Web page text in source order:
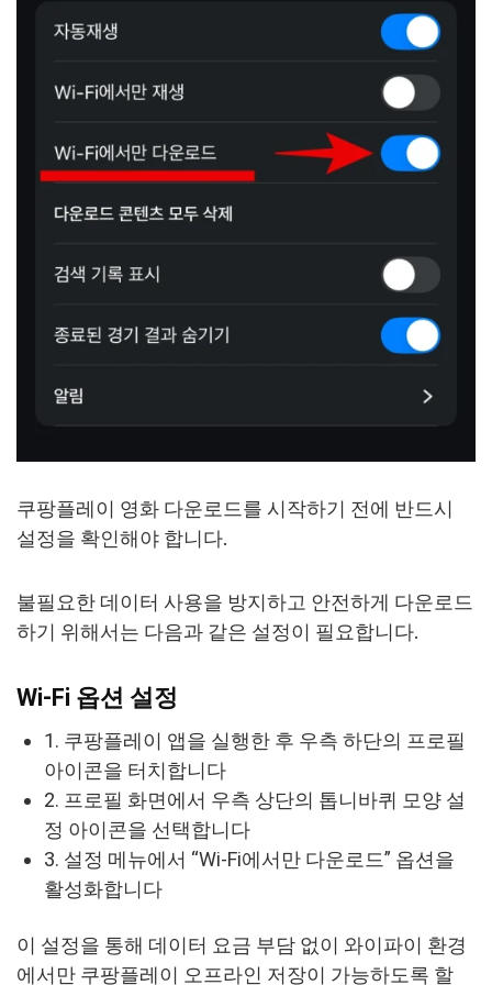
쿠팡플레이 영화 다운로드를 시작하기 전에 반드시
설정을 확인해야 합니다.
불필요한 데이터 사용을 방지하고 안전하게 다운로드
하기 위해서는 다음과 같은 설정이 필요합니다.
Wi-Fi 옵션 설정
1. 쿠팡플레이 앱을 실행한 후 우측 하단의 프로필
아이콘을 터치합니다
2. 프로필 화면에서 우측 상단의 톱니바퀴 모양 설
정 아이콘을 선택합니다
3. 설정 메뉴에서 “Wi-Fi에서만 다운로드” 옵션을
활성화합니다
이 설정을 통해 데이터 요금 부담 없이 와이파이 환경
에서만 쿠팡플레이 오프라인 저장이 가능하도록 할